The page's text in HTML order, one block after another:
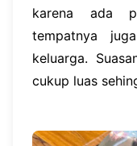
karena ada
tempatnya
keluarga.
cukup luas